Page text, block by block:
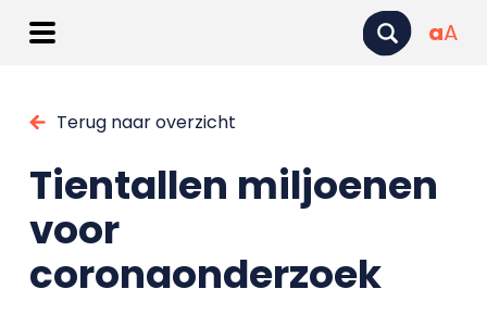
aA
Terug naar overzicht
Tientallen miljoenen
voor
coronaonderzoek